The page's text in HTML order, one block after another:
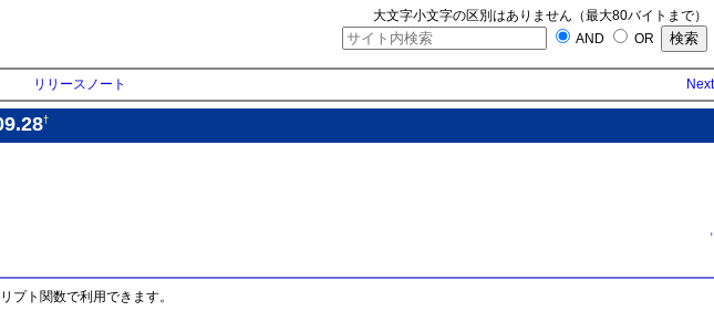
大文字小文字の区別はありません（最大80バイトまで）
AND
OR
Next
リリースノート
†
↑
プト関数で利用できます。